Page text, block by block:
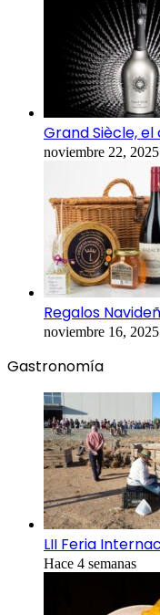
Grand Siècle,
noviembre 22, 2025
Regalos
noviembre 16, 2025
Gastronomía
LII Feria
Hace 4 semanas